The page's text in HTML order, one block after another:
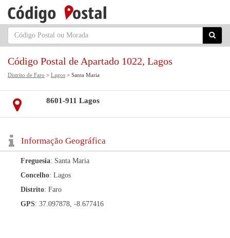
Código Postal de Apartado 1022, Lagos
Distrito de Faro > Lagos > Santa Maria
8601-911 Lagos
Informação Geográfica
Freguesia: Santa Maria
Concelho: Lagos
Distrito: Faro
GPS: 37.097878, -8.677416